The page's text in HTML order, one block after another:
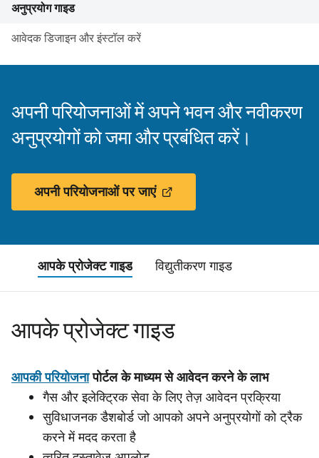
अनुप्रयोग गाइड
आवेदक डिजाइन और इंस्टॉल करें
अपनी परियोजनाओं में अपने भवन और नवीकरण
अनुप्रयोगों को जमा और प्रबंधित करें।
अपनी परियोजनाओं पर जाएं
आपके प्रोजेक्ट गाइड विद्युतीकरण गाइड
आपके प्रोजेक्ट गाइड
आपकी परियोजनापोर्टल के माध्यम से आवेदन करने के लाभ
गैस और इलेक्ट्रिक सेवा के लिए तेज़ आवेदन प्रक्रिया
सुविधाजनक डैशबोर्ड जो आपको अपने अनुप्रयोगों को ट्रैक
करने में मदद करता है